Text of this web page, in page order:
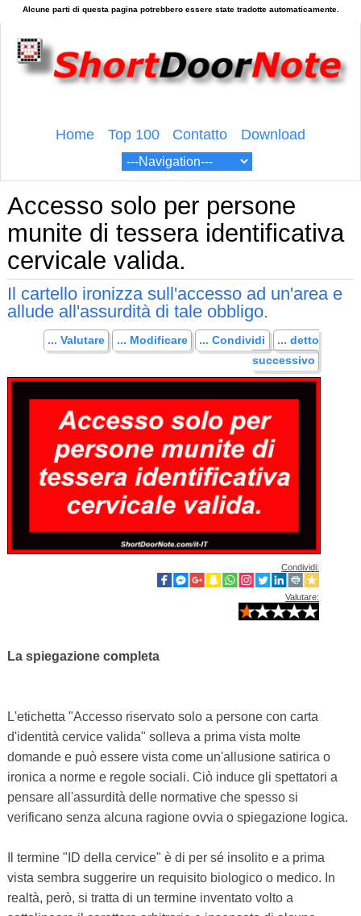
Home Top 100 Contatto Download
Accesso solo per persone
munite di tessera identificativa
cervicale valida.
Il cartello ironizza sull'accesso ad un'area e
allude all'assurdità di tale obbligo.
... Valutare ... Modificare ... Condividi
... detto
successivo
Condividi:
Valutare:
La spiegazione completa
L'etichetta "Accesso riservato solo a persone con carta
d'identità cervice valida" solleva a prima vista molte
domande e può essere vista come un'allusione satirica o
ironica a norme e regole sociali. Ciò induce gli spettatori a
pensare all'assurdità delle normative che spesso si
verificano senza alcuna ragione ovvia o spiegazione logica.
Il termine "ID della cervice" è di per sé insolito e a prima
vista sembra suggerire un requisito biologico o medico. In
realtà, però, si tratta di un termine inventato volto a